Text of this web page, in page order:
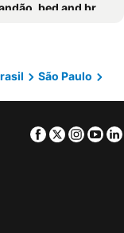
bed and breakfasts
São Paulo
Facebook
Twitter